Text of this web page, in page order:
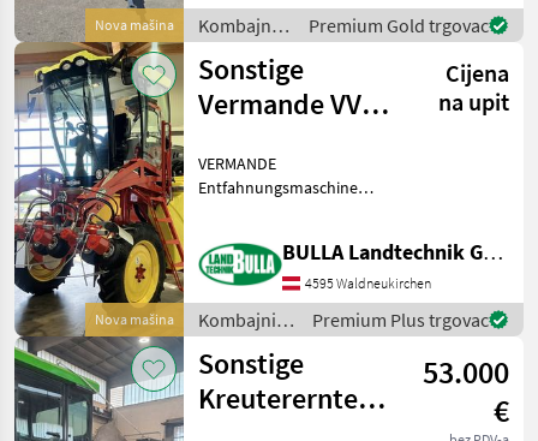
Nova mašina
Fa. Agxor zeigt
Kombajni /
Ziegler
Premium Gold trgovac
Nova mašina
Sonstige
Vermande VV
Cijena
na upit
VERMANDE
Entfahnungsmaschine
BULLA Landtechnik GmbH
4595 Waldneukirchen
Kombajni /
Sonstige
Premium Plus trgovac
Sonstige
Kreutererntemaschine
53.000
€